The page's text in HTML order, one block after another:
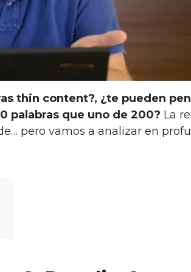
thin content?, ¿te pueden
palabras que uno de 200? La
pero vamos a analizar en